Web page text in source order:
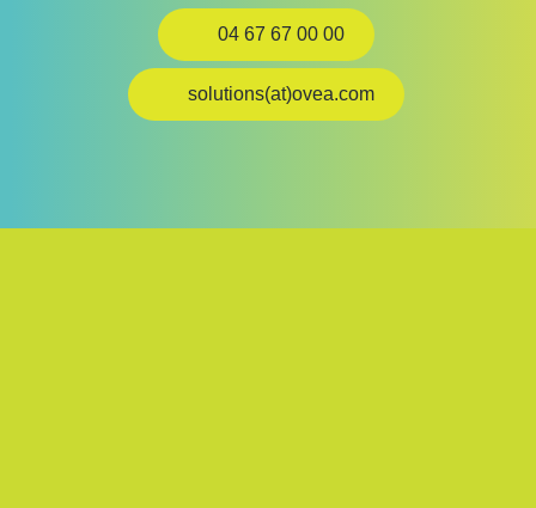
04 67 67 00 00
solutions(at)ovea.com